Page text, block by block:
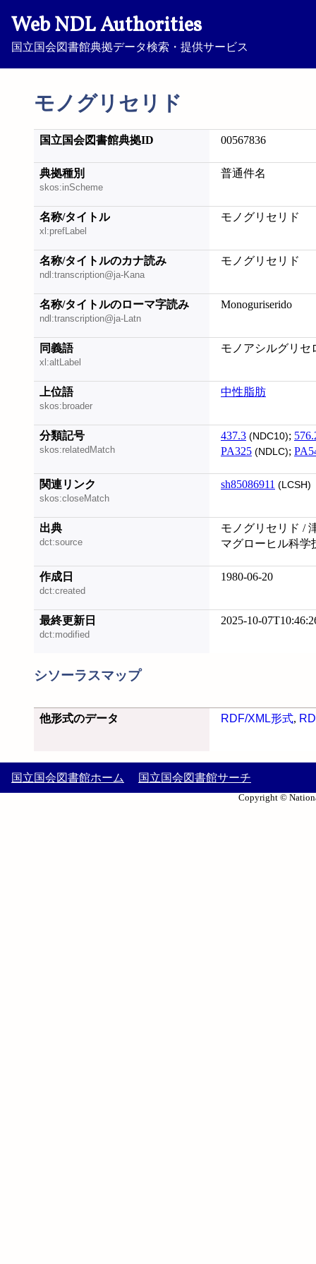
Web NDL Authorities
国立国会図書館典拠データ検索・提供サービス
モノグリセリド
国立国会図書館典拠ID 00567836
典拠種別
skos:inScheme
普通件名
名称/タイトル
xl:prefLabel
モノグリセリド
名称/タイトルのカナ読み
ndl:transcription@ja-Kana
モノグリセリド
名称/タイトルのローマ字読み
ndl:transcription@ja-Latn
Monoguriserido
同義語
xl:altLabel
モノアシルグリセ
上位語
skos:broader
中性脂肪
分類記号
skos:relatedMatch
437.3 (NDC10);
PA325 (NDLC);
関連リンク
skos:closeMatch
sh85086911 (LCSH)
出典
dct:source
モノグリセリド /
マグローヒル科学
作成日
dct:created
1980-06-20
最終更新日
dct:modified
2025-10-
シソーラスマップ
他形式のデータ RDF/XML形式,
国立国会図書館ホーム 国立国会図書館サーチ
Copyright ©